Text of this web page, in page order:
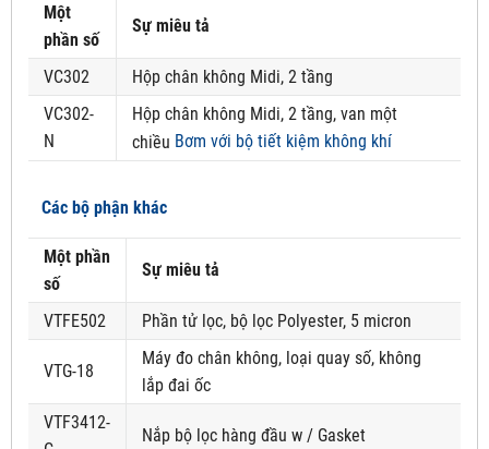
Một
phần số
Sự miêu tả
VC302
Hộp chân không Midi, 2 tầng
VC302-
N
Hộp chân không Midi, 2 tầng, van một
chiều Bơm với bộ tiết kiệm không khí
Các bộ phận khác
Một phần
số
Sự miêu tả
VTFE502 Phần tử lọc, bộ lọc Polyester, 5 micron
VTG-18
Máy đo chân không, loại quay số, không
lắp đai ốc
VTF3412-
Nắp bộ lọc hàng đầu w / Gasket